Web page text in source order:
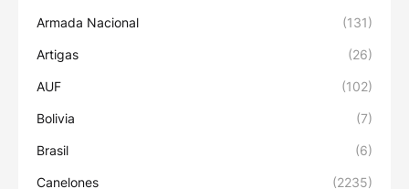
Armada Nacional (131)
Artigas (26)
AUF (102)
Bolivia (7)
Brasil (6)
Canelones (2235)